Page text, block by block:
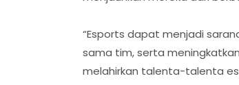
“Esports dapat menjadi
sama tim, serta
melahirkan talenta-talenta